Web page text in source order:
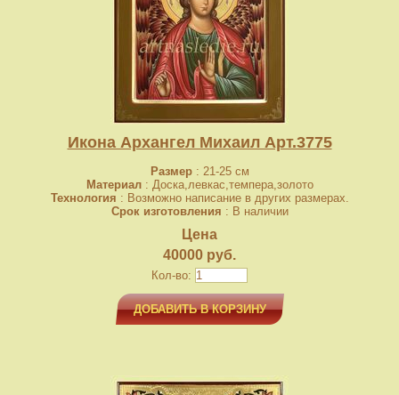
Икона Архангел Михаил Арт.3775
Размер: 21-25 см
Материал: Доска,левкас,темпера,золото
Технология : Возможно написание в других размерах.
Срок изготовления : В наличии
Цена
40000 руб.
Кол-во:
ДОБАВИТЬ В КОРЗИНУ